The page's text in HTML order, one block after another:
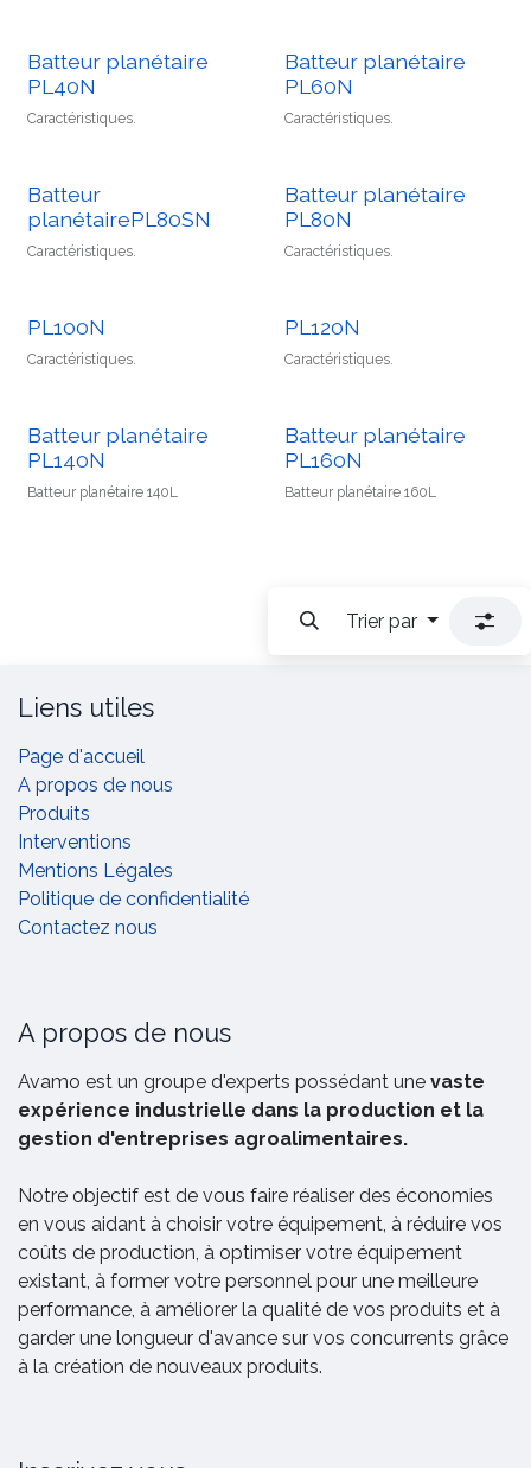
Batteur planétaire
PL40N
Caractéristiques.
Batteur planétaire
PL60N
Caractéristiques.
Batteur
planétairePL80SN
Caractéristiques.
Batteur planétaire
PL80N
Caractéristiques.
PL100N
Caractéristiques.
PL120N
Caractéristiques.
Batteur planétaire
PL140N
Batteur planétaire 140L
Batteur planétaire
PL160N
Batteur planétaire 160L
Trier par
Liens utiles
Page d'accueil
A propos de nous
Produits
Interventions
Mentions Légales
Politique de confidentialité
Contactez nous
A propos de nous
Avamo est un groupe d'experts possédant une vaste
expérience industrielle dans la production et la
gestion d'entreprises agroalimentaires.
Notre objectif est de vous faire réaliser des économies
en vous aidant à choisir votre équipement, à réduire vos
coûts de production, à optimiser votre équipement
existant, à former votre personnel pour une meilleure
performance, à améliorer la qualité de vos produits et à
garder une longueur d'avance sur vos concurrents grâce
à la création de nouveaux produits.